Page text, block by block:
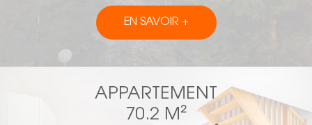
EN SAVOIR +
APPARTEMENT
70.2 M²